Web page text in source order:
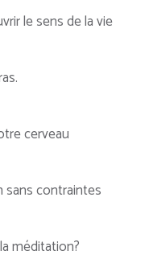
le sens de la vie
cerveau
sans contraintes
méditation?